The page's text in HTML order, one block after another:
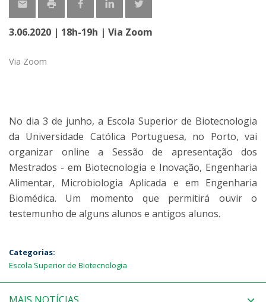
3.06.2020 | 18h-19h | Via Zoom
Via Zoom
No dia 3 de junho, a Escola Superior de Biotecnologia
da Universidade Católica Portuguesa, no Porto, vai
organizar online a Sessão de apresentação dos
Mestrados - em Biotecnologia e Inovação, Engenharia
Alimentar, Microbiologia Aplicada e em Engenharia
Biomédica. Um momento que permitirá ouvir o
testemunho de alguns alunos e antigos alunos.
Categorias:
Escola Superior de Biotecnologia